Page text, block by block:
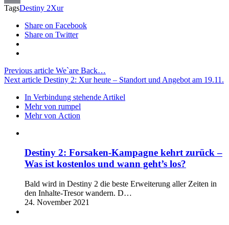
Email
TagsDestiny 2Xur
Share on Facebook
Share on Twitter
Previous article We`are Back…
Next article Destiny 2: Xur heute – Standort und Angebot am 19.11.
In Verbindung stehende Artikel
Mehr von rumpel
Mehr von Action
Destiny 2: Forsaken-Kampagne kehrt zurück –
Was ist kostenlos und wann geht’s los?
Bald wird in Destiny 2 die beste Erweiterung aller Zeiten in
den Inhalte-Tresor wandern. D…
24. November 2021